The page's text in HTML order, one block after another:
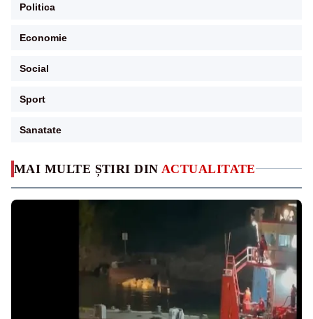
MAI MULTE ȘTIRI DIN ACTUALITATE
Politica
Economie
Social
Sport
Sanatate